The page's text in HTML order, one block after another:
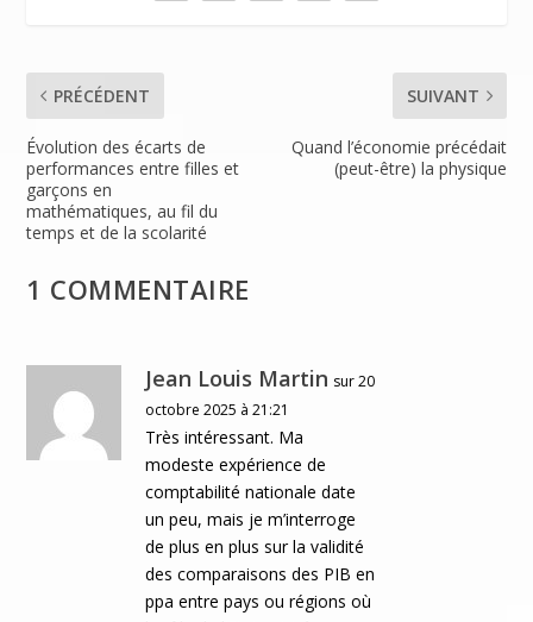
PRÉCÉDENT
Évolution des écarts de
performances entre filles et
garçons en
mathématiques, au fil du
temps et de la scolarité
SUIVANT
Quand l’économie précédait
(peut-être) la physique
1 COMMENTAIRE
Jean Louis Martin sur 20
octobre 2025 à 21:21
Très intéressant. Ma
modeste expérience de
comptabilité nationale date
un peu, mais je m’interroge
de plus en plus sur la validité
des comparaisons des PIB en
ppa entre pays ou régions où